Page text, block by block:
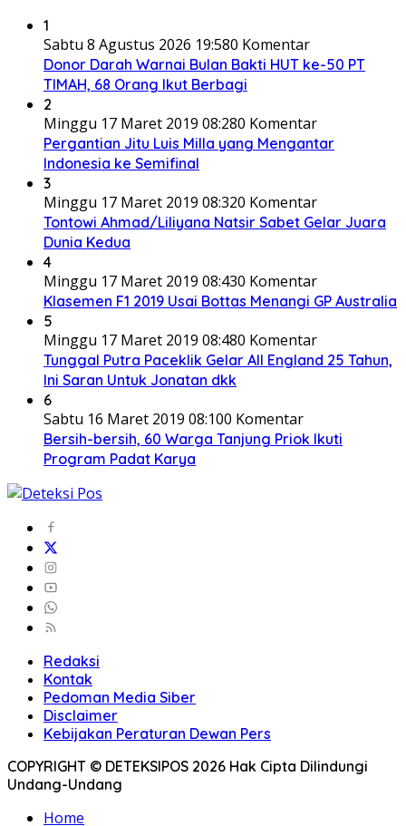
1
Sabtu 8 Agustus 2026 19:580 Komentar
Donor Darah Warnai Bulan Bakti HUT ke-50 PT
TIMAH, 68 Orang Ikut Berbagi
2
Minggu 17 Maret 2019 08:280 Komentar
Pergantian Jitu Luis Milla yang Mengantar
Indonesia ke Semifinal
3
Minggu 17 Maret 2019 08:320 Komentar
Tontowi Ahmad/Liliyana Natsir Sabet Gelar Juara
Dunia Kedua
4
Minggu 17 Maret 2019 08:430 Komentar
Klasemen F1 2019 Usai Bottas Menangi GP Australia
5
Minggu 17 Maret 2019 08:480 Komentar
Tunggal Putra Paceklik Gelar All England 25 Tahun,
Ini Saran Untuk Jonatan dkk
6
Sabtu 16 Maret 2019 08:100 Komentar
Bersih-bersih, 60 Warga Tanjung Priok Ikuti
Program Padat Karya
Redaksi
Kontak
Pedoman Media Siber
Disclaimer
Kebijakan Peraturan Dewan Pers
COPYRIGHT © DETEKSIPOS 2026 Hak Cipta Dilindungi
Undang-Undang
Home